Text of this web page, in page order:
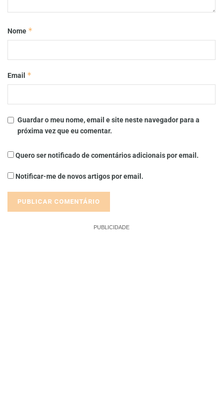
Nome *
Email *
Guardar o meu nome, email e site neste navegador para a
próxima vez que eu comentar.
Quero ser notificado de comentários adicionais por email.
Notificar-me de novos artigos por email.
PUBLICIDADE